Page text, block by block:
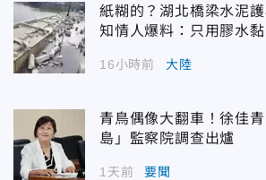
紙糊的？湖北橋梁水泥
知情人爆料：只用膠水黏
16小時前 大陸
青鳥偶像大翻車！徐佳
島」監察院調查出爐
1天前 要聞